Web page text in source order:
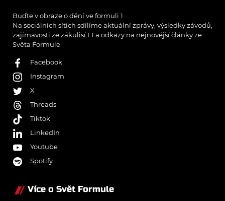
Buďte v obraze o dění ve formuli 1.
Na sociálních sítích sdílíme aktuální zprávy, výsledky závodů,
zajímavosti ze zákulisí F1 a odkazy na nejnovější články ze
Světa Formule.
Facebook
Instagram
X
Threads
Tiktok
LinkedIn
Youtube
Spotify
Více o Svět Formule